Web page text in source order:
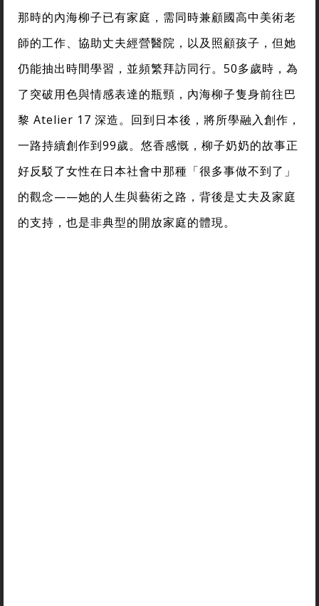
那時的內海柳子已有家庭，需同時兼顧國高中美術老
師的工作、協助丈夫經營醫院，以及照顧孩子，但她
仍能抽出時間學習，並頻繁拜訪同行。50多歲時，為
了突破用色與情感表達的瓶頸，內海柳子隻身前往巴
黎 Atelier 17 深造。回到日本後，將所學融入創作，
一路持續創作到99歲。悠香感慨，柳子奶奶的故事正
好反駁了女性在日本社會中那種「很多事做不到了」
的觀念——她的人生與藝術之路，背後是丈夫及家庭
的支持，也是非典型的開放家庭的體現。